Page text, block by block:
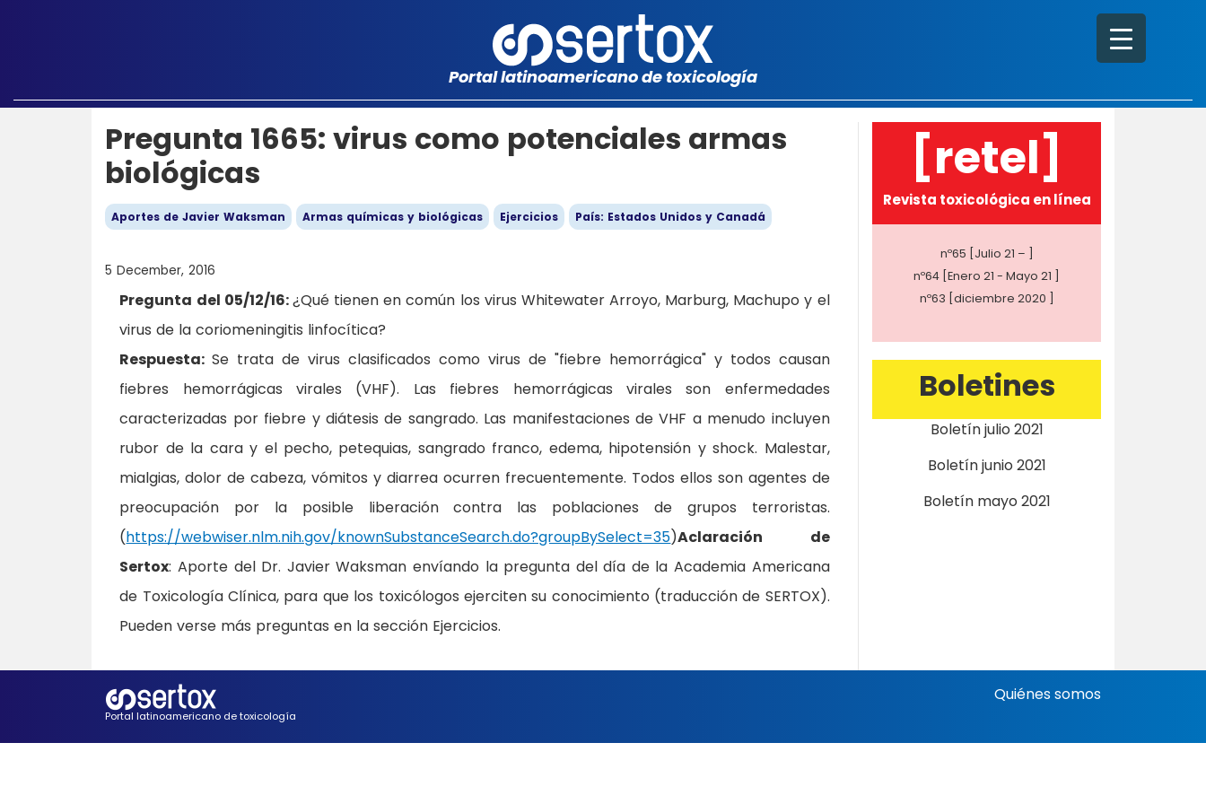
Portal latinoamericano de toxicología
Pregunta 1665: virus como potenciales armas
biológicas
Aportes de Javier Waksman Armas químicas y biológicas Ejercicios País: Estados Unidos y Canadá
5 December, 2016
Pregunta del 05/12/16:¿Qué tienen en común los virus Whitewater Arroyo, Marburg, Machupo y el
virus de la coriomeningitis linfocítica?
Respuesta:Se trata de virus clasificados como virus de "fiebre hemorrágica" y todos causan
fiebres hemorrágicas virales (VHF). Las fiebres hemorrágicas virales son enfermedades
caracterizadas por fiebre y diátesis de sangrado. Las manifestaciones de VHF a menudo incluyen
rubor de la cara y el pecho, petequias, sangrado franco, edema, hipotensión y shock. Malestar,
mialgias, dolor de cabeza, vómitos y diarrea ocurren frecuentemente. Todos ellos son agentes de
preocupación por la posible liberación contra las poblaciones de grupos terroristas.
(https://webwiser.nlm.nih.gov/knownSubstanceSearch.do?groupBySelect=35)Aclaración de
Sertox: Aporte del Dr. Javier Waksman envíando la pregunta del día de la Academia Americana
de Toxicología Clínica, para que los toxicólogos ejerciten su conocimiento (traducción de SERTOX).
Pueden verse más preguntas en la sección Ejercicios.
[retel]
Revista toxicológica en línea
nº65 [Julio 21 – ]
nº64 [Enero 21 - Mayo 21 ]
nº63 [diciembre 2020 ]
Boletines
Boletín julio 2021
Boletín junio 2021
Boletín mayo 2021
Portal latinoamericano de toxicología
Quiénes somos